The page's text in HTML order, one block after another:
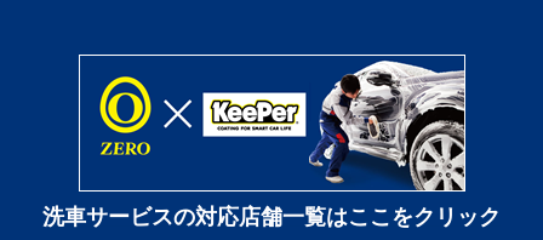
洗車サービスの対応店舗一覧はここをクリック